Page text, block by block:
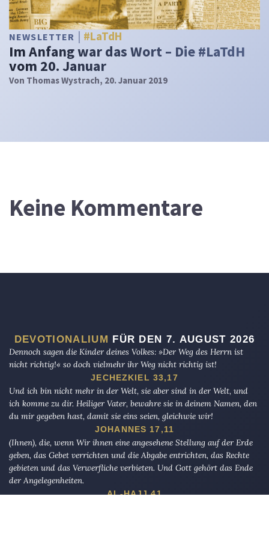
NEWSLETTER #LaTdH
Im Anfang war das Wort – Die #LaTdH
vom 20. Januar
Von Thomas Wystrach, 20. Januar 2019
Keine Kommentare
DEVOTIONALIUM
FÜR DEN 7. AUGUST 2026
Dennoch sagen die Kinder deines Volkes: »Der Weg des Herrn ist
nicht richtig!« so doch vielmehr ihr Weg nicht richtig ist!
JECHEZKIEL 33,17
Und ich bin nicht mehr in der Welt, sie aber sind in der Welt, und
ich komme zu dir. Heiliger Vater, bewahre sie in deinem Namen, den
du mir gegeben hast, damit sie eins seien, gleichwie wir!
JOHANNES 17,11
(Ihnen), die, wenn Wir ihnen eine angesehene Stellung auf der Erde
geben, das Gebet verrichten und die Abgabe entrichten, das Rechte
gebieten und das Verwerfliche verbieten. Und Gott gehört das Ende
der Angelegenheiten.
AL-HAJJ 41